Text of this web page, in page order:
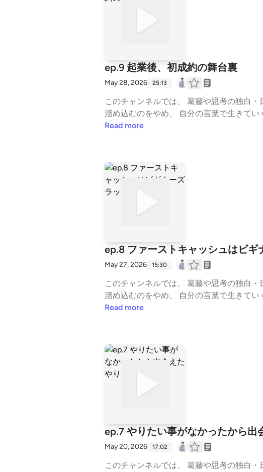
ep.9 起業後、初成約の舞台裏
May 28, 2026 25:13
このチャンネルでは、 葛藤や思考の独白・
溜め込むのをやめ、 自分の言葉で生きていくための視点を
ずこの放送から聴いてみてください 【売上が変わるコンセプトの講義】 https://stand.fm/episodes/6784c66bded3f3cd2e7b4c8c
届きます。 ▼ 登録はこちら https://peraichi.com/landing_pages/view/zcdi7 ━━━━━━━━━━━━━━━━━━━━ ■ その
他のメディア substack： https://substack.com/@1234119615 YouTube： https://www.youtube.com/channel/UCSoSnC-uJf0Eg
WrVURbWu6w note： https://note.com/kokiy 公式LINE： https://lin.ee/3uAJiXC ━━━━━━━━━━━━━━━━━━━━ #
自分の名前で生きる #言語化 #アウトプッ
ジネス #思考法 #スタエフ --- stand.fmで
Read more
ep.8 ファーストキャッシュはビギ
May 27, 2026 15:30
このチャンネルでは、 葛藤や思考の独白・
溜め込むのをやめ、 自分の言葉で生きていくための視点を
ずこの放送から聴いてみてください 【売上が変わるコンセプトの講義】 https://stand.fm/episodes/6784c66bded3f3cd2e7b4c8c
届きます。 ▼ 登録はこちら https://peraichi.com/landing_pages/view/zcdi7 ━━━━━━━━━━━━━━━━━━━━ ■ その
他のメディア substack： https://substack.com/@1234119615 YouTube： https://www.youtube.com/channel/UCSoSnC-uJf0Eg
WrVURbWu6w note： https://note.com/kokiy 公式LINE： https://lin.ee/3uAJiXC ━━━━━━━━━━━━━━━━━━━━ #
自分の名前で生きる #言語化 #アウトプッ
ジネス #思考法 #スタエフ --- stand.fmで
Read more
ep.7 やりたい事がなかったから出
May 20, 2026 17:02
このチャンネルでは、 葛藤や思考の独白・